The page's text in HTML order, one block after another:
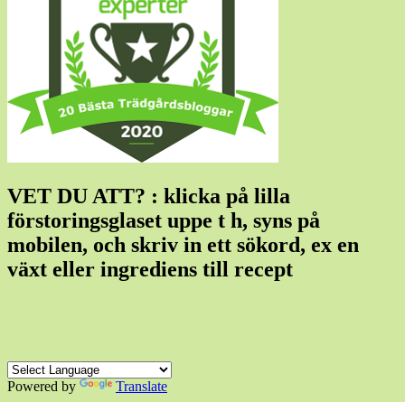
VET DU ATT? : klicka på lilla
förstoringsglaset uppe t h, syns på
mobilen, och skriv in ett sökord, ex en
växt eller ingrediens till recept
Powered by Translate